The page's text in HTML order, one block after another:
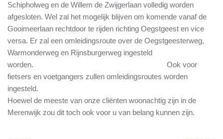
Schipholweg en de Willem de Zwijgerlaan volledig worden
afgesloten. Wel zal het mogelijk blijven om komende vanaf de
Gooimeerlaan rechtdoor te rijden richting Oegstgeest en vice
versa. Er zal een omleidingsroute over de Oegstgeesterweg,
Warmonderweg en Rijnsburgerweg ingesteld
worden. Ook voor
fietsers en voetgangers zullen omleidingsroutes worden
ingesteld.
Hoewel de meeste van onze cliënten woonachtig zijn in de
Merenwijk zou dit toch ook voor u van belang kunnen zijn.